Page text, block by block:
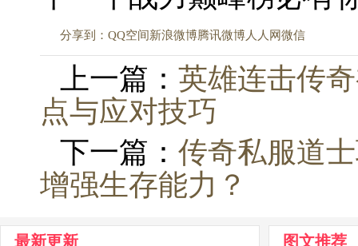
分享到： QQ空间新浪微博腾讯微博人人网微信
上一篇： 英雄连击传
点与应对技巧
下一篇： 传奇私服道
增强生存能力？
最新更新 图文推荐